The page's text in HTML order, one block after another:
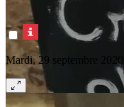
Mardi, 29 septembre 2020